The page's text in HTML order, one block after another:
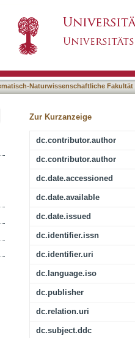
Naturwissenschaftliche Fakultät
Zur Kurzanzeige
dc.contributor.author
dc.contributor.author
dc.date.accessioned
dc.date.available
dc.date.issued
dc.identifier.issn
dc.identifier.uri
dc.language.iso
dc.publisher
dc.relation.uri
dc.subject.ddc